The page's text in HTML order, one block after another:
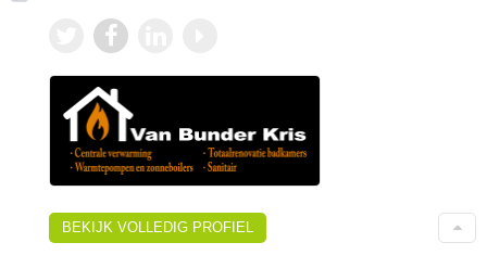
BEKIJK VOLLEDIG PROFIEL